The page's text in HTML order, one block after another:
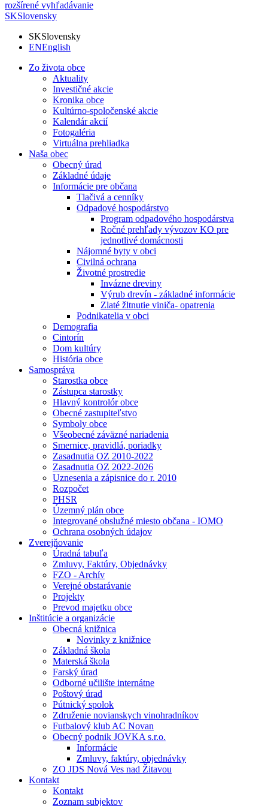
rozšírené vyhľadávanie
SKSlovensky
SKSlovensky
ENEnglish
Zo života obce
Aktuality
Investičné akcie
Kronika obce
Kultúrno-spoločenské akcie
Kalendár akcií
Fotogaléria
Virtuálna prehliadka
Naša obec
Obecný úrad
Základné údaje
Informácie pre občana
Tlačivá a cenníky
Odpadové hospodárstvo
Program odpadového hospodárstva
Ročné prehľady vývozov KO pre
jednotlivé domácnosti
Nájomné byty v obci
Civilná ochrana
Životné prostredie
Invázne dreviny
Výrub drevín - základné informácie
Zlaté žltnutie viniča- opatrenia
Podnikatelia v obci
Demografia
Cintorín
Dom kultúry
História obce
Samospráva
Starostka obce
Zástupca starostky
Hlavný kontrolór obce
Obecné zastupiteľstvo
Symboly obce
Všeobecné záväzné nariadenia
Smernice, pravidlá, poriadky
Zasadnutia OZ 2010-2022
Zasadnutia OZ 2022-2026
Uznesenia a zápisnice do r. 2010
Rozpočet
PHSR
Územný plán obce
Integrované obslužné miesto občana - IOMO
Ochrana osobných údajov
Zverejňovanie
Úradná tabuľa
Zmluvy, Faktúry, Objednávky
FZO - Archív
Verejné obstarávanie
Projekty
Prevod majetku obce
Inštitúcie a organizácie
Obecná knižnica
Novinky z knižnice
Základná škola
Materská škola
Farský úrad
Odborné učilište internátne
Poštový úrad
Pútnický spolok
Združenie novianskych vinohradníkov
Futbalový klub AC Novan
Obecný podnik JOVKA s.r.o.
Informácie
Zmluvy, faktúry, objednávky
ZO JDS Nová Ves nad Žitavou
Kontakt
Kontakt
Zoznam subjektov